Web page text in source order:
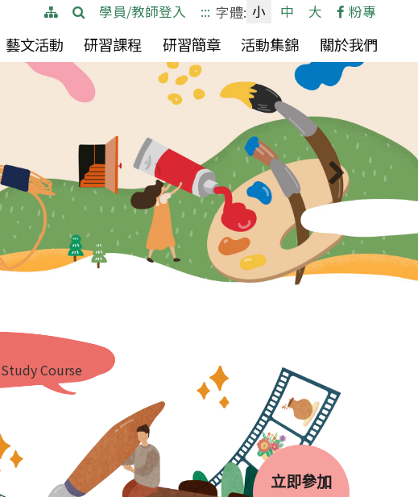
網
導
檢
學員/教師登入 ::: 字體: 小 中 大 粉專
藝文活動 研習課程
向
下
展
開
次
研習簡章(按
白
向
下
展
開
次
選
活動集錦 關於我們
向
下
展
次
選
下一則
Study Course
立即參加